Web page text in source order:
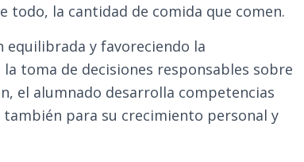
todo, la cantidad de comida que comen.
y favoreciendo la
toma de decisiones responsables sobre
el alumnado desarrolla competencias
para su crecimiento personal y